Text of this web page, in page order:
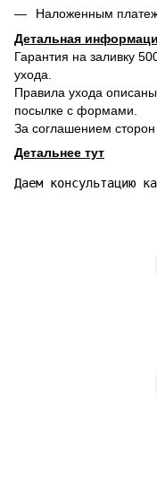
Наложенным
Детальная
Гарантия на заливку
ухода.
Правила ухода
посылке с формами.
За соглашением сторон
Детальнее тут
Даем консультацию